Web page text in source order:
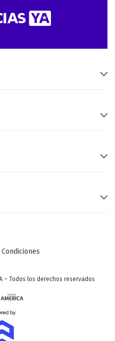
– Todos los derechos reservados